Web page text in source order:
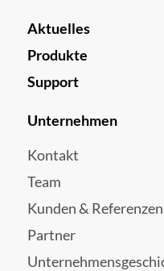
Aktuelles
Produkte
Support
Unternehmen
Kontakt
Team
Kunden & Referenzen
Partner